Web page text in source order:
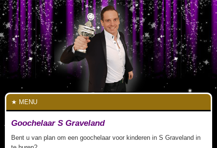
MENU
Goochelaar S Graveland
Bent u van plan om een goochelaar voor kinderen in S Graveland in